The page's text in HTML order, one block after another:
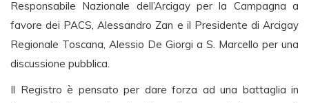
Responsabile Nazionale dell’Arcigay per la Campagna a
favore dei PACS, Alessandro Zan e il Presidente di Arcigay
Regionale Toscana, Alessio De Giorgi a S. Marcello per una
discussione pubblica.
Il Registro è pensato per dare forza ad una battaglia in